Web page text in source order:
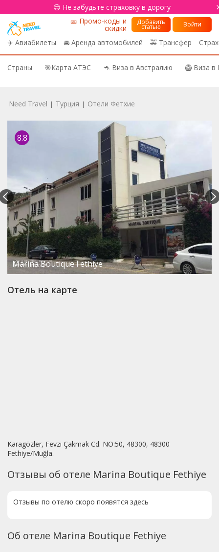
😊 Не забудьте страховку в дорогу
✈️ Авиабилеты 🚘 Аренда автомобилей 🚕 Трансфер
🎫 Промо-коды и
скидки
Добавить
статью Войти
Страны 🎯Карта АТЭС 🦘 Виза в Австралию 🥝 Виза
Need Travel | Турция | Отели Фетхие
8.8
Marina Boutique Fethiye
Отель на карте
Karagözler, Fevzi Çakmak Cd. NO:50, 48300, 48300
Fethiye/Muğla.
Отзывы об отеле Marina Boutique Fethiye
Отзывы по отелю скоро появятся здесь
Об отеле Marina Boutique Fethiye